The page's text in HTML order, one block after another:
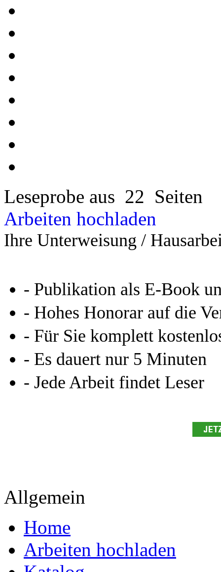
Leseprobe aus 22 Seiten
Arbeiten hochladen
Ihre Unterweisung /
- Publikation als E-Book
- Hohes Honorar auf die
- Für Sie komplett
- Es dauert nur 5 Minuten
- Jede Arbeit findet Leser
Allgemein
Home
Arbeiten hochladen